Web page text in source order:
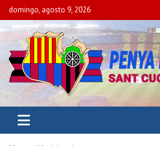
domingo, agosto 9, 2026
PENYA BLAUGRANA
SANT CUGAT DEL VALLÈS